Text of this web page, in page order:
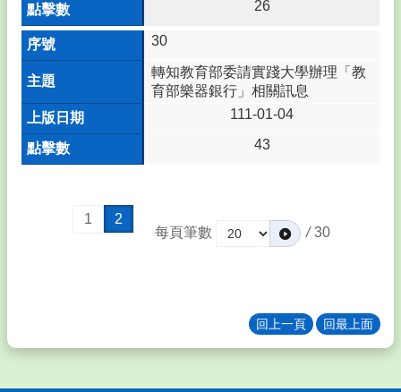
系
統
台
管
理
課
26
30
轉知教育部委請實踐大學辦理「教
育部樂器銀行」相關訊息
111-01-04
43
1
2
每頁筆數
/ 30
回上一頁 回最上面